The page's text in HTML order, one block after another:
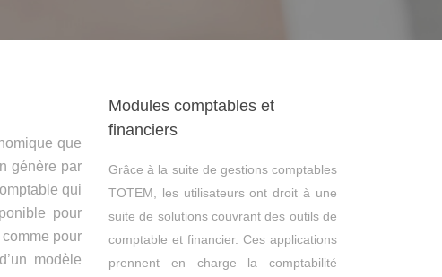
que
génère par
qui
pour
pour
modèle
Modules comptables et
financiers
Grâce à la suite de gestions comptables
TOTEM, les utilisateurs ont droit à une
suite de solutions couvrant des outils de
comptable et financier. Ces applications
prennent en charge la comptabilité